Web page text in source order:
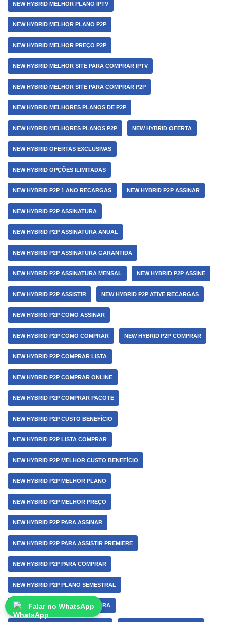
NEW HYBRID MELHOR PLANO IPTV
NEW HYBRID MELHOR PLANO P2P
NEW HYBRID MELHOR PREÇO P2P
NEW HYBRID MELHOR SITE PARA COMPRAR IPTV
NEW HYBRID MELHOR SITE PARA COMPRAR P2P
NEW HYBRID MELHORES PLANOS DE P2P
NEW HYBRID MELHORES PLANOS P2P NEW HYBRID OFERTA
NEW HYBRID OFERTAS EXCLUSIVAS
NEW HYBRID OPÇÕES ILIMITADAS
NEW HYBRID P2P 1 ANO RECARGAS NEW HYBRID P2P ASSINAR
NEW HYBRID P2P ASSINATURA
NEW HYBRID P2P ASSINATURA ANUAL
NEW HYBRID P2P ASSINATURA GARANTIDA
NEW HYBRID P2P ASSINATURA MENSAL NEW HYBRID P2P ASSINE
NEW HYBRID P2P ASSISTIR NEW HYBRID P2P ATIVE RECARGAS
NEW HYBRID P2P COMO ASSINAR
NEW HYBRID P2P COMO COMPRAR NEW HYBRID P2P COMPRAR
NEW HYBRID P2P COMPRAR LISTA
NEW HYBRID P2P COMPRAR ONLINE
NEW HYBRID P2P COMPRAR PACOTE
NEW HYBRID P2P CUSTO BENEFÍCIO
NEW HYBRID P2P LISTA COMPRAR
NEW HYBRID P2P MELHOR CUSTO BENEFÍCIO
NEW HYBRID P2P MELHOR PLANO
NEW HYBRID P2P MELHOR PREÇO
NEW HYBRID P2P PARA ASSINAR
NEW HYBRID P2P PARA ASSISTIR PREMIERE
NEW HYBRID P2P PARA COMPRAR
NEW HYBRID P2P PLANO SEMESTRAL
NEW HYBRID P2P POR ASSINATURA
Falar no WhatsApp